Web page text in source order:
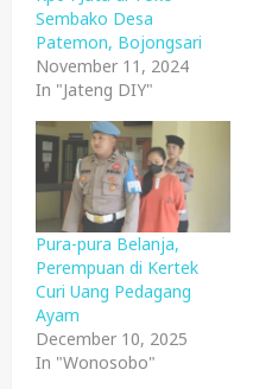
Sembako Desa
Patemon, Bojongsari
November 11, 2024
In "Jateng DIY"
Pura-pura Belanja,
Perempuan di Kertek
Curi Uang Pedagang
Ayam
December 10, 2025
In "Wonosobo"